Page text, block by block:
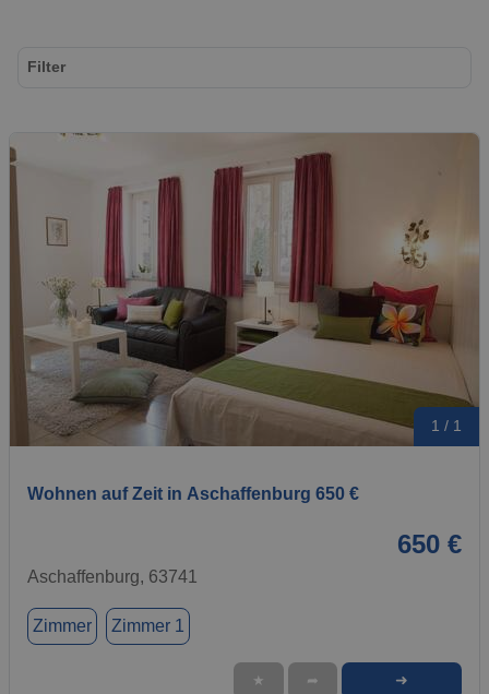
1 / 1
Wohnen auf Zeit in Aschaffenburg 650 €
650 €
Aschaffenburg, 63741
Zimmer Zimmer 1
★ ➦ ➜
Filter